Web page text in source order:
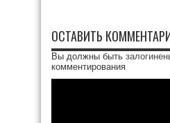
ОСТАВИТЬ
Вы должны быть
комментирования